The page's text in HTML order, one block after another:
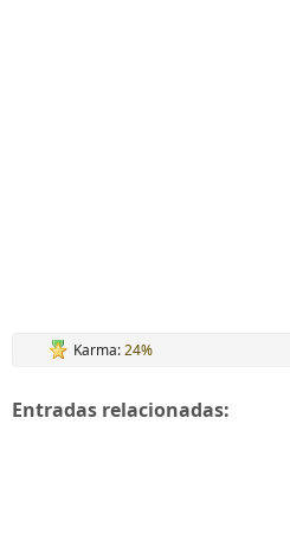
Karma:24%
Entradas relacionadas: